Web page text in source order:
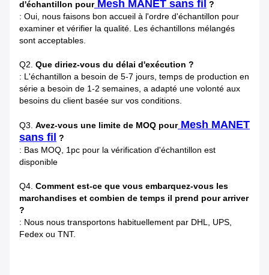
d'échantillon pourMesh MANET sans fil ?
: Oui, nous faisons bon accueil à l'ordre d'échantillon pour
examiner et vérifier la qualité. Les échantillons mélangés
sont acceptables.
Q2. Que diriez-vous du délai d'exécution ?
: L'échantillon a besoin de 5-7 jours, temps de production en
série a besoin de 1-2 semaines, a adapté une volonté aux
besoins du client basée sur vos conditions.
Q3. Avez-vous une limite de MOQ pourMesh MANET
sans fil ?
: Bas MOQ, 1pc pour la vérification d'échantillon est
disponible
Q4. Comment est-ce que vous embarquez-vous les
marchandises et combien de temps il prend pour arriver
?
: Nous nous transportons habituellement par DHL, UPS,
Fedex ou TNT.